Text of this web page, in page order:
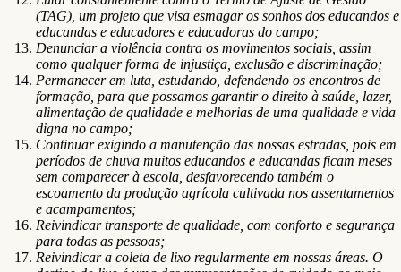
(TAG), um projeto que visa esmagar os sonhos dos educandos e
educandas e educadores e educadoras do campo;
Denunciar a violência contra os movimentos sociais, assim
como qualquer forma de injustiça, exclusão e discriminação;
Permanecer em luta, estudando, defendendo os encontros de
formação, para que possamos garantir o direito à saúde, lazer,
alimentação de qualidade e melhorias de uma qualidade e vida
digna no campo;
Continuar exigindo a manutenção das nossas estradas, pois em
períodos de chuva muitos educandos e educandas ficam meses
sem comparecer à escola, desfavorecendo também o
escoamento da produção agrícola cultivada nos assentamentos
e acampamentos;
Reivindicar transporte de qualidade, com conforto e segurança
para todas as pessoas;
Reivindicar a coleta de lixo regularmente em nossas áreas. O